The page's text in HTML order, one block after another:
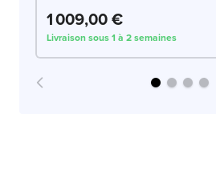
1 009,00 €
Livraison sous 1 à 2 semaines